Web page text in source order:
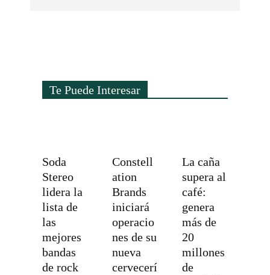
Te Puede Interesar
Soda
Stereo
lidera la
lista de
las
mejores
bandas
de rock
Constell
ation
Brands
iniciará
operacio
nes de su
nueva
cervecerí
La caña
supera al
café:
genera
más de
20
millones
de